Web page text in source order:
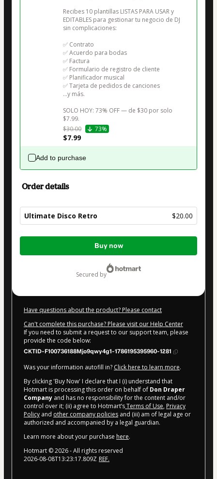
Recibes 10 plantillas LISTAS PARA USAR y
EDITABLES para gestionar tu negocio de DJ
sin complicaciones:
✅ Contrato
✅ Acuerdo para bodas
✅ Factura
✅ Formulario de registro de cliente
✅ Planificador musical
✅ Tarjeta de pedidos de canciones
...y más.
SOLO HOY: 73% OFF — de $30 por solo
$7.99.
$30.00
73%
$7.99
Add to purchase
Order details
Ultimate Disco Retro $20.00
Total
Buy now
secured by
Have questions about the product? Please contact
Can't complete this purchase? Please visit our Help Center
If you need to submit a request to our support team, please
provide the code below:
CKTID-F100736188Mjo9qwy4g1-1786195395960-1281
Was your information autofill in? Click here to learn more.
By clicking 'Buy Now' I declare that I (i) understand that
Hotmart is processing this order on behalf of Don Draper
Company and has no responsibility for the content and/or
control over it; (ii) agree to Hotmart’sTerms of Use, Privacy
Policy and other company policies and (iii) am of legal age or
authorized and accompanied by a legal guardian.
Learn more about your purchase here.
Hotmart ©2026- All rights reserved
2026-08-08T13:23:17.809Z REF.